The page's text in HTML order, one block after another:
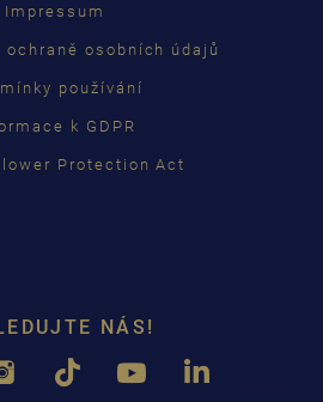
Impressum
ochraně osobních údajů
používání
k GDPR
Protection Act
NÁS!